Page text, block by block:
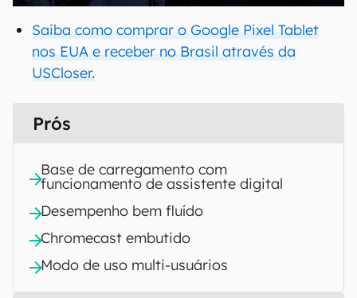
Saiba como comprar o Google Pixel Tablet
nos EUA e receber no Brasil através da
USCloser.
Prós
Base de carregamento com
funcionamento de assistente digital
Desempenho bem fluído
Chromecast embutido
Modo de uso multi-usuários